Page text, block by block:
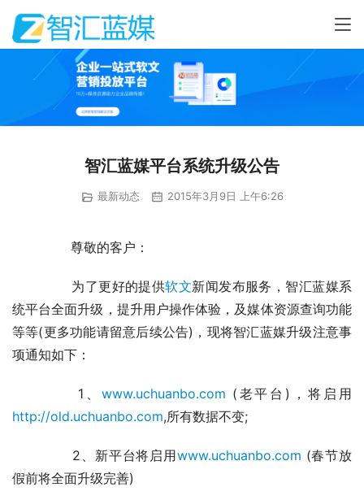
智汇蓝媒平台系统升级公告
最新动态 2015年3月9日 上午6:26
	　　尊敬的客户：
	　　为了更好的提供
软文新闻发布服务，智汇蓝媒系
统平台全面升级，提升用户操作体验，及媒体资源查询功能
等等(更多功能请留意后续公告)，现将智汇蓝媒升级注意事
项通知如下：
	　　1、
www.uchuanbo.com (老平台)，将启用
http://old.uchuanbo.com,所有数据不变;
	　　2、新平台将启用
www.uchuanbo.com (春节放
假前将全面升级完善)